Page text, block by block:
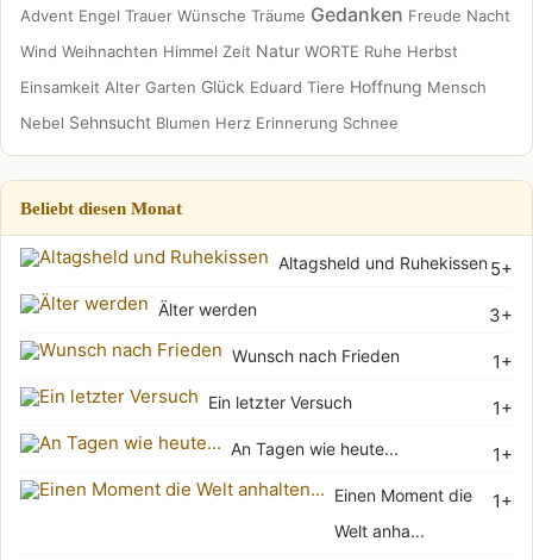
Advent Engel Trauer Wünsche Träume Gedanken Freude Nacht
Wind Weihnachten Himmel Zeit Natur WORTE Ruhe Herbst
Einsamkeit Alter Garten Glück Eduard Tiere Hoffnung Mensch
Nebel Sehnsucht Blumen Herz Erinnerung Schnee
Beliebt diesen Monat
5+
Altagsheld und Ruhekissen
3+
Älter werden
1+
Wunsch nach Frieden
1+
Ein letzter Versuch
1+
An Tagen wie heute...
1+
Einen Moment die
Welt anha...